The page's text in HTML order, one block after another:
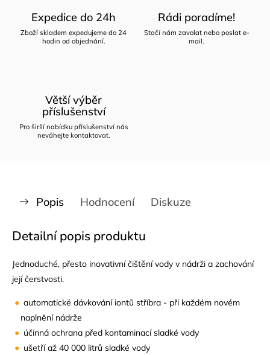
Expedice do 24h
Zboží skladem expedujeme do 24
hodin od objednání.
Rádi poradíme!
Stačí nám zavolat nebo poslat e-
mail.
Větší výběr
příslušenství
Pro širší nabídku příslušenství nás
neváhejte kontaktovat.
Popis Hodnocení Diskuze
Detailní popis produktu
Jednoduché, přesto inovativní čištění vody v nádrži a zachování
její čerstvosti.
automatické dávkování iontů stříbra - při každém novém
naplnění nádrže
účinná ochrana před kontaminací sladké vody
ušetří až 40 000 litrů sladké vody